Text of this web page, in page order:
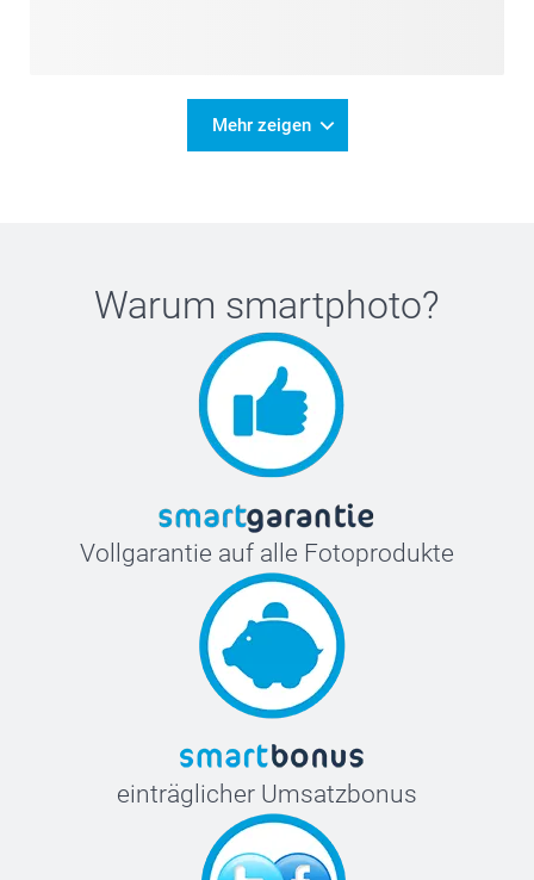
Mehr zeigen
Warum smartphoto?
Vollgarantie auf alle Fotoprodukte
einträglicher Umsatzbonus